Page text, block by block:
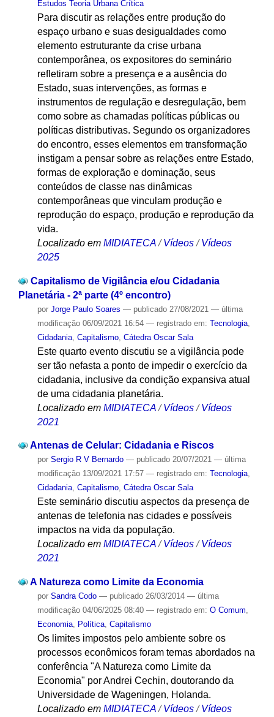
Estudos Teoria Urbana Crítica
Para discutir as relações entre produção do
espaço urbano e suas desigualdades como
elemento estruturante da crise urbana
contemporânea, os expositores do seminário
refletiram sobre a presença e a ausência do
Estado, suas intervenções, as formas e
instrumentos de regulação e desregulação, bem
como sobre as chamadas políticas públicas ou
políticas distributivas. Segundo os organizadores
do encontro, esses elementos em transformação
instigam a pensar sobre as relações entre Estado,
formas de exploração e dominação, seus
conteúdos de classe nas dinâmicas
contemporâneas que vinculam produção e
reprodução do espaço, produção e reprodução da
vida.
Localizado em MIDIATECA /Vídeos /Vídeos
2025
Capitalismo de Vigilância e/ou Cidadania
Planetária - 2ª parte (4º encontro)
por Jorge Paulo Soares — publicado27/08/2021 — última
modificação06/09/2021 16:54 — registrado em: Tecnologia,
Cidadania, Capitalismo, Cátedra Oscar Sala
Este quarto evento discutiu se a vigilância pode
ser tão nefasta a ponto de impedir o exercício da
cidadania, inclusive da condição expansiva atual
de uma cidadania planetária.
Localizado em MIDIATECA /Vídeos /Vídeos
2021
Antenas de Celular: Cidadania e Riscos
por Sergio R V Bernardo — publicado20/07/2021 — última
modificação13/09/2021 17:57 — registrado em: Tecnologia,
Cidadania, Capitalismo, Cátedra Oscar Sala
Este seminário discutiu aspectos da presença de
antenas de telefonia nas cidades e possíveis
impactos na vida da população.
Localizado em MIDIATECA /Vídeos /Vídeos
2021
A Natureza como Limite da Economia
por Sandra Codo — publicado26/03/2014 — última
modificação04/06/2025 08:40 — registrado em: O Comum,
Economia, Política, Capitalismo
Os limites impostos pelo ambiente sobre os
processos econômicos foram temas abordados na
conferência "A Natureza como Limite da
Economia" por Andrei Cechin, doutorando da
Universidade de Wageningen, Holanda.
Localizado em MIDIATECA /Vídeos /Vídeos